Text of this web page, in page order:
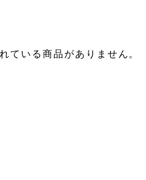
ている商品がありません。